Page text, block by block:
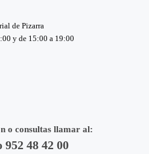
de Pizarra
y de 15:00 a 19:00
o consultas llamar al:
48 42 00